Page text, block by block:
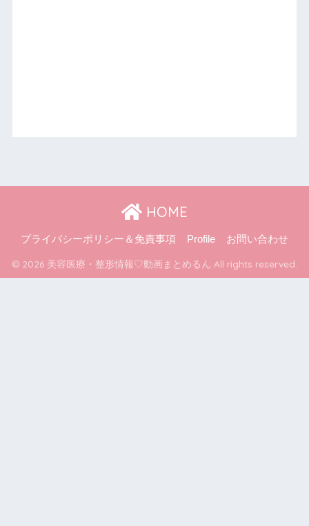
HOME
プライバシーポリシー＆免責事項 Profile お問い合わせ
© 2026 美容医療・整形情報♡動画まとめるん All rights reserved.